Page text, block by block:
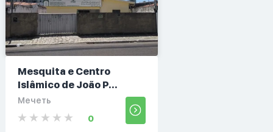
Mesquita e Centro
Islâmico de João P...
Мечеть
0